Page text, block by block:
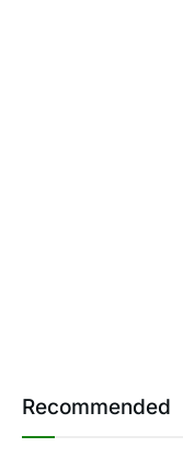
Recommended